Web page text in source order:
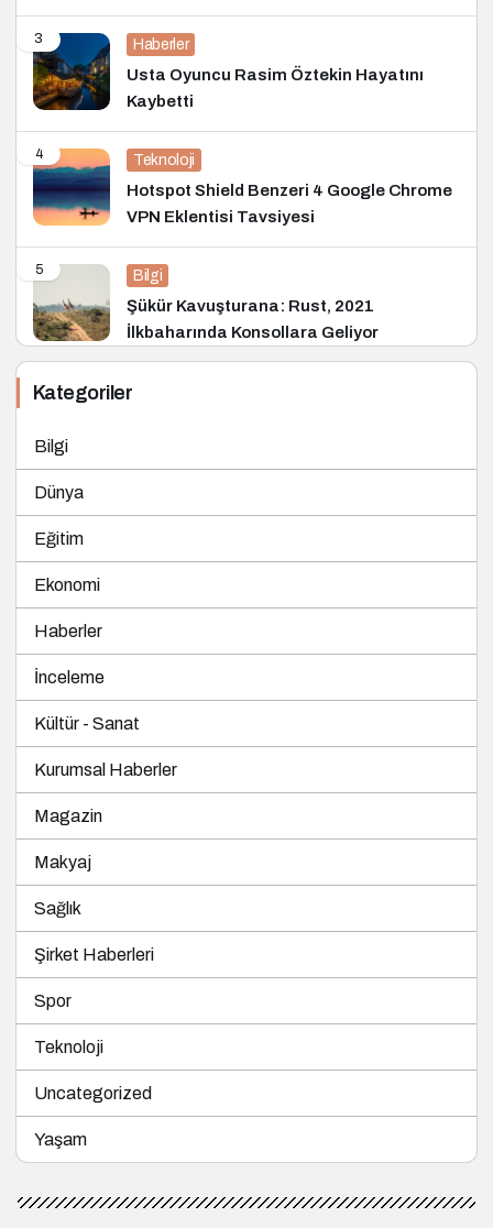
3 Haberler
Usta Oyuncu Rasim Öztekin Hayatını
Kaybetti
4 Teknoloji
Hotspot Shield Benzeri 4 Google Chrome
VPN Eklentisi Tavsiyesi
5 Bilgi
Şükür Kavuşturana: Rust, 2021
İlkbaharında Konsollara Geliyor
Kategoriler
Bilgi
Dünya
Eğitim
Ekonomi
Haberler
İnceleme
Kültür - Sanat
Kurumsal Haberler
Magazin
Makyaj
Sağlık
Şirket Haberleri
Spor
Teknoloji
Uncategorized
Yaşam